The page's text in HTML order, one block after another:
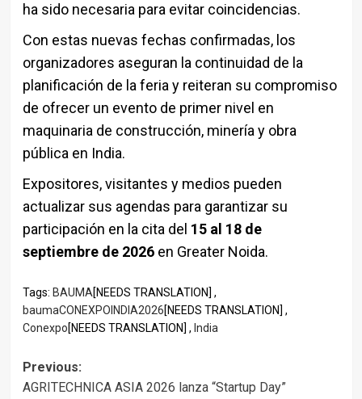
ha sido necesaria para evitar coincidencias.
Con estas nuevas fechas confirmadas, los
organizadores aseguran la continuidad de la
planificación de la feria y reiteran su compromiso
de ofrecer un evento de primer nivel en
maquinaria de construcción, minería y obra
pública en India.
Expositores, visitantes y medios pueden
actualizar sus agendas para garantizar su
participación en la cita del 15 al 18 de
septiembre de 2026en Greater Noida.
Tags: BAUMA[NEEDS TRANSLATION] ,
baumaCONEXPOINDIA2026[NEEDS TRANSLATION] ,
Conexpo[NEEDS TRANSLATION] , India
Post
Previous:
AGRITECHNICA ASIA 2026 lanza “Startup Day”